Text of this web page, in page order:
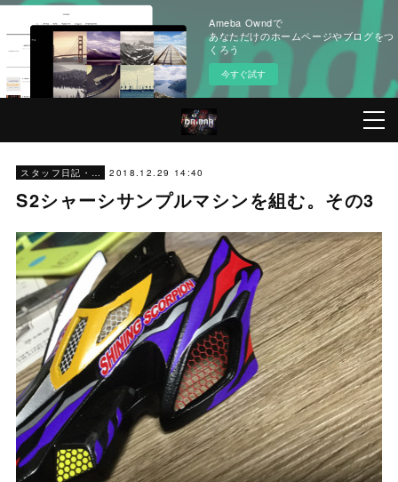
Ameba Owndで
あなただけのホームページやブログをつ
くろう
今すぐ試す
スタッフ日記・にゃ〜 2018.12.29 14:40
S2シャーシサンプルマシンを組む。その3